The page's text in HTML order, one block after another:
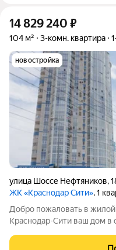
14 829 240 ₽
104 м² 3-комн. квартира
новостройка
улица Шоссе Нефтяников,
ЖК «Краснодар Сити», 1
Добро пожаловать в жилой
Краснодар-Сити ваш дом в самом центре города.
метров. Две